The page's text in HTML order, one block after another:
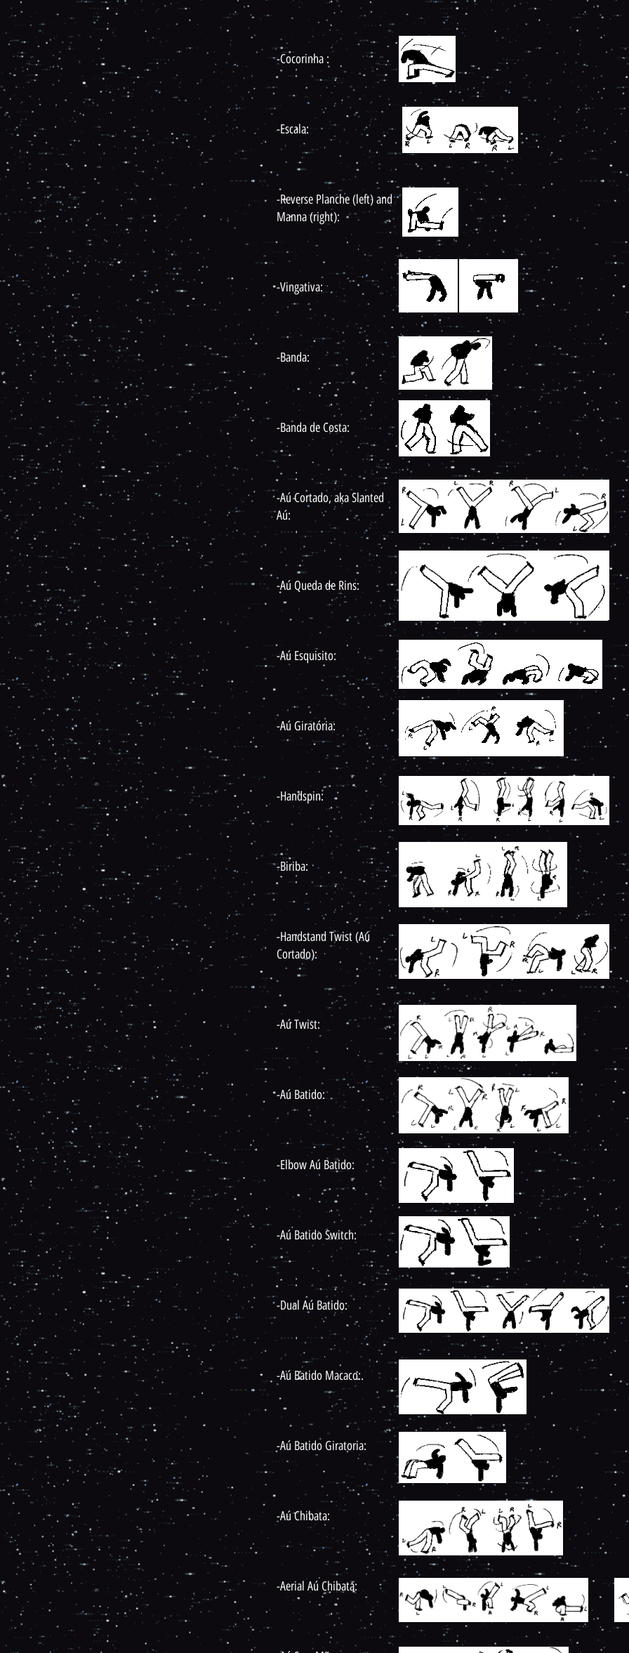
-Cocorinha :
-Escala:
-Reverse Planche (left) and
Manna (right):
-Vingativa:
-Banda:
-Banda de Costa:
-Aú Cortado, aka Slanted
Aú:
-Aú Queda de Rins:
-Aú Esquisito:
-Aú Giratória:
-Handspin:
-Biriba:
-Handstand Twist (Aú
Cortado):
-Aú Twist:
-Aú Batido:
-Elbow Aú Batido:
-Aú Batido Switch:
-Dual Aú Batido:
-Aú Batido Macaco:.
-Aú Batido Giratoria:
-Aú Chibata:
-Aerial Aú Chibata: